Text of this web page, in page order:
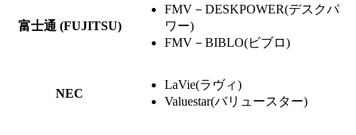
富士通 (FUJITSU)
FMV－DESKPOWER(デスクパ
ワー)
FMV－BIBLO(ビブロ)
NEC
LaVie(ラヴィ)
Valuestar(バリュースター)